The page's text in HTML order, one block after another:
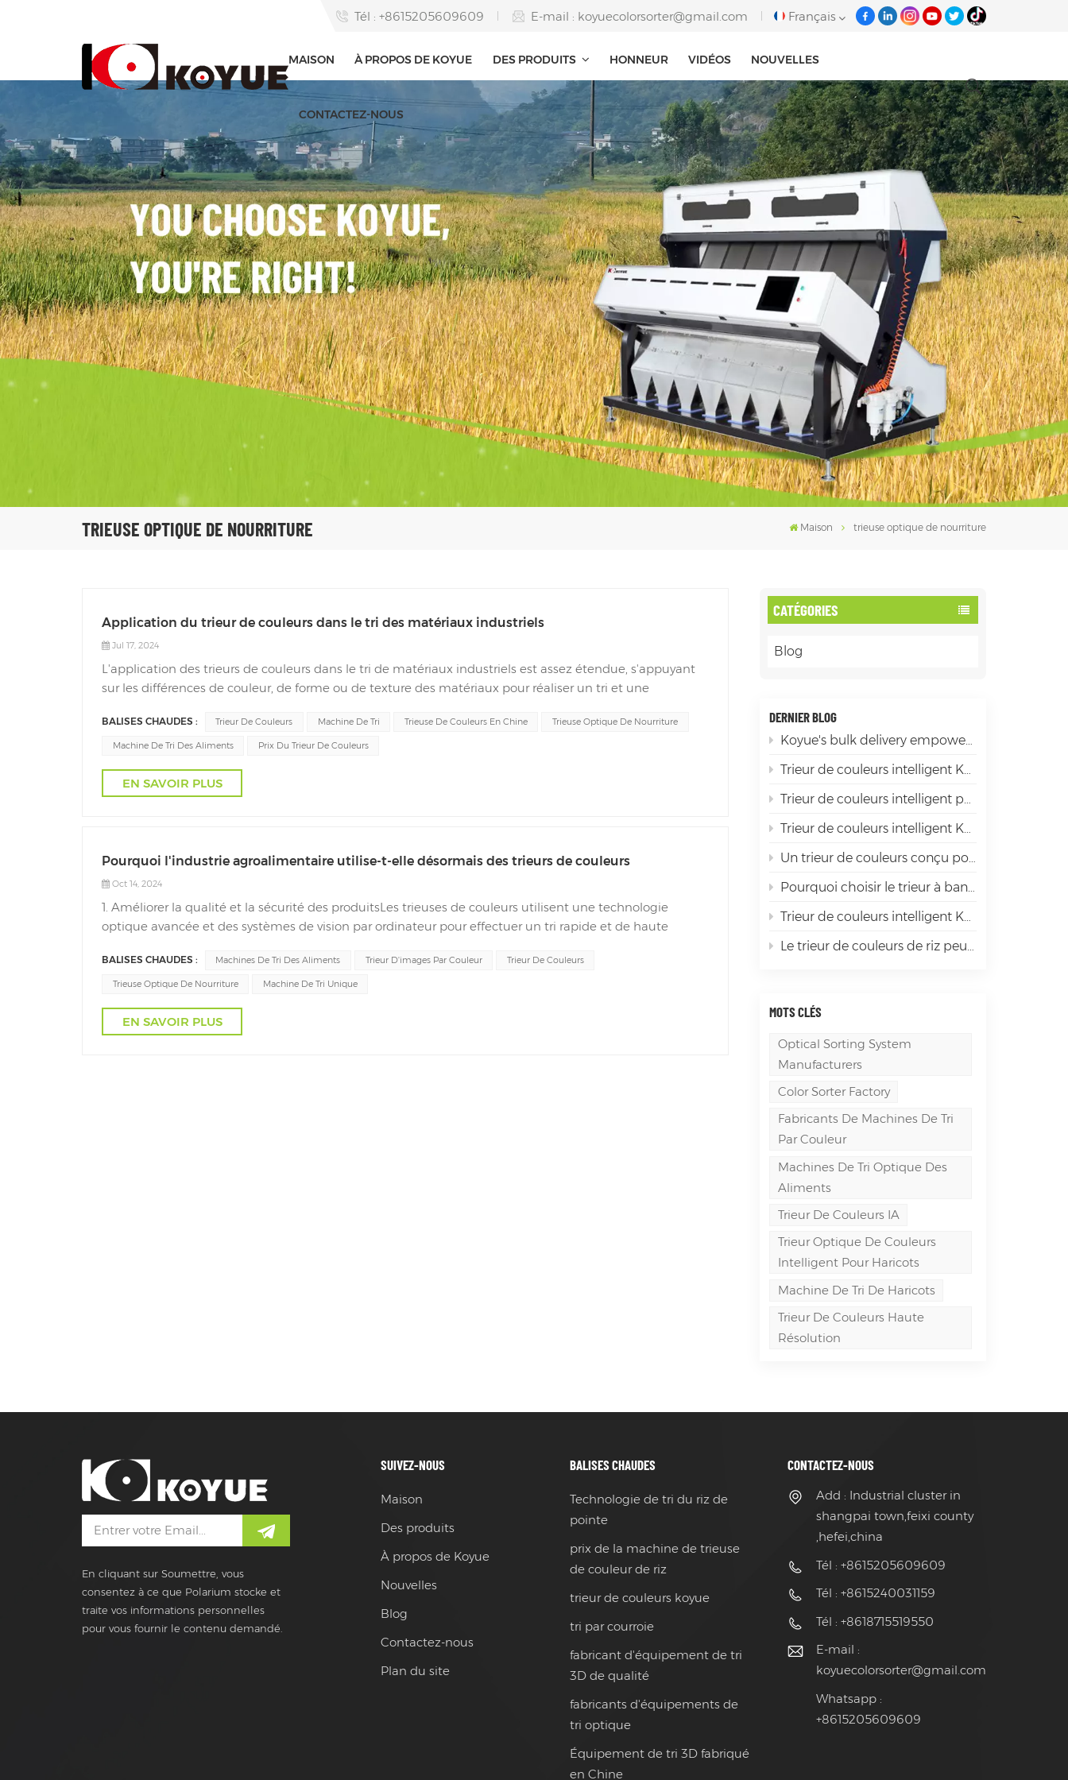
Tél : +8615205609609 E-mail : koyuecolorsorter@gmail.com Français
English
français
italiano
русский
español
português
Tiếng việt
العربية
فارسی
עברית
MAISON À PROPOS DE KOYUE DES PRODUITS HONNEUR VIDÉOS NOUVELLES
CONTACTEZ-NOUS
TRIEUSE OPTIQUE DE NOURRITURE Maison trieuse optique de nourriture
CATÉGORIES
Blog
DERNIER BLOG
Koyue's bulk delivery empowers the sorting of premium products
Trieur de couleurs intelligent Koyue : du piment rouge aux ingrédients épicés de première qualité
Trieur de couleurs intelligent pour soja Koyue : élimination efficace des impuretés et sélection de bonnes graines de soja, le « gardien intelligent » pour la transformation du soja
Trieur de couleurs intelligent Koyue : faire briller le tri du mica
Un trieur de couleurs conçu pour la diversité des matériaux mondiaux
Pourquoi choisir le trieur à bande LD1200 ? Ceux qui l'ont déjà utilisé affirment qu'il « en vaut la peine ».
Trieur de couleurs intelligent Koyue : la « révolution de l'efficacité » dans le tri des grains, garantissant que chaque grain est de haute qualité
Le trieur de couleurs de riz peut-il réellement améliorer la valeur de chaque grain de riz ?
MOTS CLÉS
Optical Sorting System
Manufacturers
Color Sorter Factory
Fabricants De Machines De Tri
Par Couleur
Machines De Tri Optique Des
Aliments
Trieur De Couleurs IA
Trieur Optique De Couleurs
Intelligent Pour Haricots
Machine De Tri De Haricots
Trieur De Couleurs Haute
Résolution
Application du trieur de couleurs dans le tri des matériaux industriels
Jul 17, 2024
L'application des trieurs de couleurs dans le tri de matériaux industriels est assez étendue, s'appuyant
sur les différences de couleur, de forme ou de texture des matériaux pour réaliser un tri et une
BALISES CHAUDES : Trieur De Couleurs Machine De Tri Trieuse De Couleurs En Chine Trieuse Optique De Nourriture
Machine De Tri Des Aliments Prix Du Trieur De Couleurs
EN SAVOIR PLUS
Pourquoi l'industrie agroalimentaire utilise-t-elle désormais des trieurs de couleurs
Oct 14, 2024
1. Améliorer la qualité et la sécurité des produitsLes trieuses de couleurs utilisent une technologie
optique avancée et des systèmes de vision par ordinateur pour effectuer un tri rapide et de haute
BALISES CHAUDES : Machines De Tri Des Aliments Trieur D'images Par Couleur Trieur De Couleurs
Trieuse Optique De Nourriture Machine De Tri Unique
EN SAVOIR PLUS
En cliquant sur Soumettre, vous
consentez à ce que Polarium stocke et
traite vos informations personnelles
pour vous fournir le contenu demandé.
SUIVEZ-NOUS
Maison
Des produits
À propos de Koyue
Nouvelles
Blog
Contactez-nous
Plan du site
BALISES CHAUDES
Technologie de tri du riz de
pointe
prix de la machine de trieuse
de couleur de riz
trieur de couleurs koyue
tri par courroie
fabricant d'équipement de tri
3D de qualité
fabricants d'équipements de
tri optique
Équipement de tri 3D fabriqué
en Chine
CONTACTEZ-NOUS
Add : Industrial cluster in
shangpai town,feixi county
,hefei,china
Tél : +8615205609609
Tél : +8615240031159
Tél : +8618715519550
E-mail :
koyuecolorsorter@gmail.com
Whatsapp :
+8615205609609